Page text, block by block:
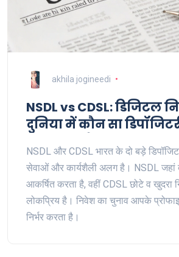
akhila jogineedi
NSDL vs CDSL: डिजिटल
दुनिया में कौन सा
NSDL और CDSL भारत के दो बड़े
सेवाओं और कार्यशैली अलग है। NSDL जहां
आकर्षित करता है, वहीं CDSL छोटे व खुदरा
लोकप्रिय है। निवेश का चुनाव आपके
निर्भर करता है।